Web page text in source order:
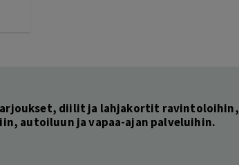
diilit ja lahjakortit ravintoloihin,
autoiluun ja vapaa-ajan palveluihin.